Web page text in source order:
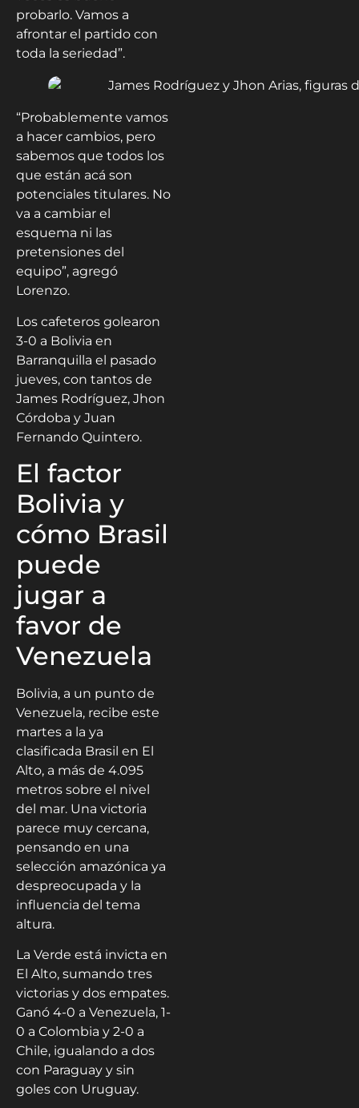
probarlo. Vamos a
afrontar el partido con
toda la seriedad”.
“Probablemente vamos
a hacer cambios, pero
sabemos que todos los
que están acá son
potenciales titulares. No
va a cambiar el
esquema ni las
pretensiones del
equipo”, agregó
Lorenzo.
Los cafeteros golearon
3-0 a Bolivia en
Barranquilla el pasado
jueves, con tantos de
James Rodríguez, Jhon
Córdoba y Juan
Fernando Quintero.
El factor
Bolivia y
cómo Brasil
puede
jugar a
favor de
Venezuela
Bolivia, a un punto de
Venezuela, recibe este
martes a la ya
clasificada Brasil en El
Alto, a más de 4.095
metros sobre el nivel
del mar. Una victoria
parece muy cercana,
pensando en una
selección amazónica ya
despreocupada y la
influencia del tema
altura.
La Verde está invicta en
El Alto, sumando tres
victorias y dos empates.
Ganó 4-0 a Venezuela, 1-
0 a Colombia y 2-0 a
Chile, igualando a dos
con Paraguay y sin
goles con Uruguay.